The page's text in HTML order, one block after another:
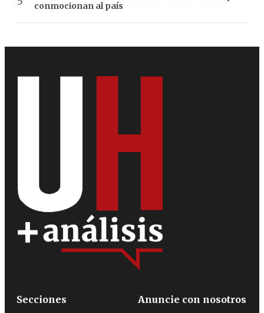
conmocionan al país
Secciones
Anuncie con nosotros